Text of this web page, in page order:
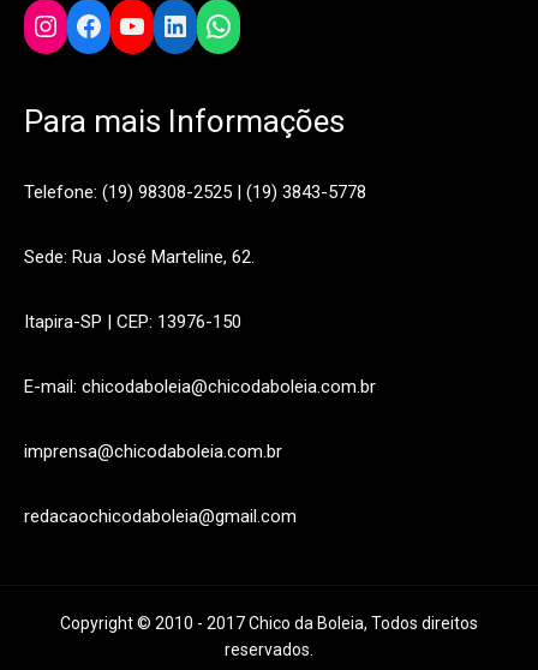
Instagram
Facebook
YouTube
LinkedIn
WhatsApp
Para mais Informações
Telefone: (19) 98308-2525 | (19) 3843-5778
Sede: Rua José Marteline, 62.
Itapira-SP | CEP: 13976-150
E-mail: chicodaboleia@chicodaboleia.com.br
imprensa@chicodaboleia.com.br
redacaochicodaboleia@gmail.com
Copyright © 2010 - 2017 Chico da Boleia, Todos direitos
reservados.